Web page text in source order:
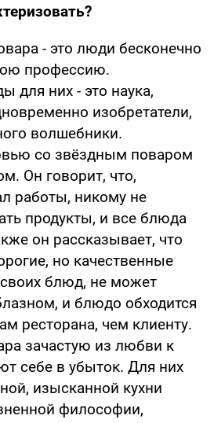
- это люди бесконечно
профессию.
для них - это наука,
изобретатели,
волшебники.
со звёздным поваром
Он говорит, что,
работы, никому не
продукты, и все блюда
он рассказывает, что
но качественные
блюд, не может
и блюдо обходится
ресторана, чем клиенту.
зачастую из любви к
себе в убыток. Для них
изысканной кухни
философии,